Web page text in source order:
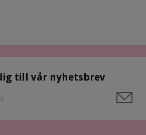
till vår nyhetsbrev